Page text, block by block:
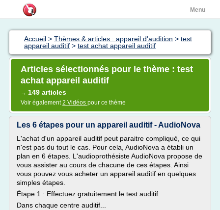
Menu
Accueil > Thèmes & articles : appareil d'audition > test
appareil auditif > test achat appareil auditif
Articles sélectionnés pour le thème : test
achat appareil auditif
→ 149 articles
Voir également2 Vidéos pour ce thème
Les 6 étapes pour un appareil auditif - AudioNova
L'achat d'un appareil auditif peut paraitre compliqué, ce qui
n'est pas du tout le cas. Pour cela, AudioNova a établi un
plan en 6 étapes. L'audioprothésiste AudioNova propose de
vous assister au cours de chacune de ces étapes. Ainsi
vous pouvez vous acheter un appareil auditif en quelques
simples étapes.
Étape 1 : Effectuez gratuitement le test auditif
Dans chaque centre auditif...